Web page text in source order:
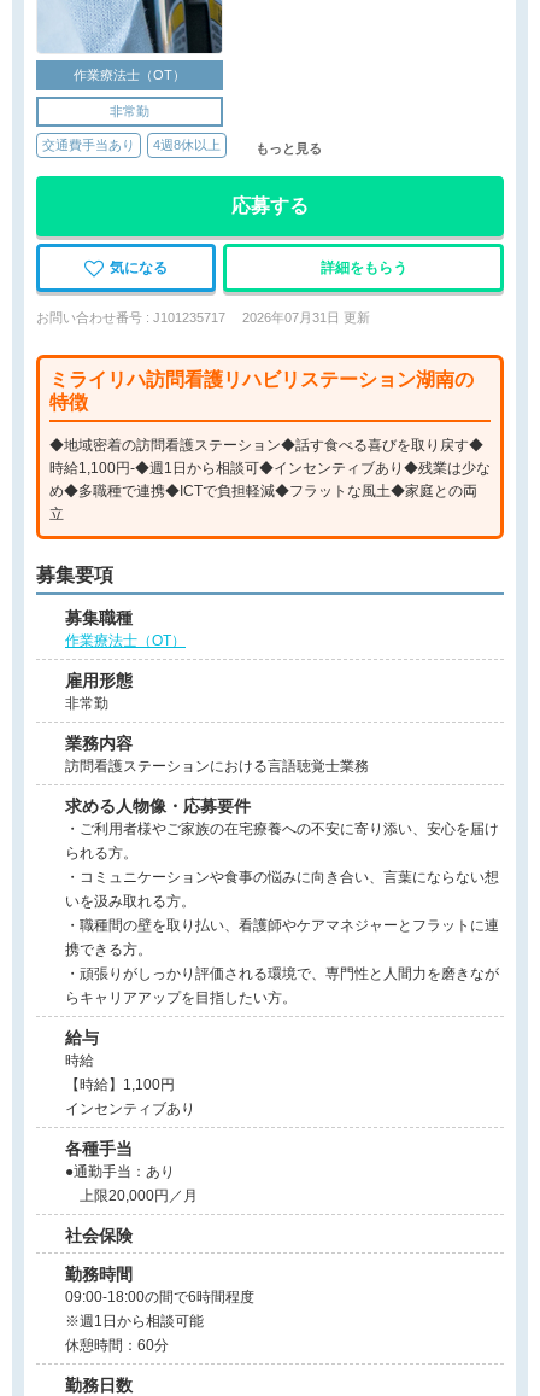
作業療法士（OT）
非常勤
交通費手当あり 4週8休以上 もっと見る
応募する
気になる 詳細をもらう
お問い合わせ番号 : J101235717 2026年07月31日 更新
ミライリハ訪問看護リハビリステーション湖南の
特徴
◆地域密着の訪問看護ステーション◆話す食べる喜びを取り戻す◆
時給1,100円-◆週1日から相談可◆インセンティブあり◆残業は少な
め◆多職種で連携◆ICTで負担軽減◆フラットな風土◆家庭との両
立
募集要項
募集職種
作業療法士（OT）
雇用形態
非常勤
業務内容
訪問看護ステーションにおける言語聴覚士業務
求める人物像・応募要件
・ご利用者様やご家族の在宅療養への不安に寄り添い、安心を届け
られる方。
・コミュニケーションや食事の悩みに向き合い、言葉にならない想
いを汲み取れる方。
・職種間の壁を取り払い、看護師やケアマネジャーとフラットに連
携できる方。
・頑張りがしっかり評価される環境で、専門性と人間力を磨きなが
らキャリアアップを目指したい方。
給与
時給
【時給】1,100円
インセンティブあり
各種手当
●通勤手当：あり
上限20,000円／月
社会保険
勤務時間
09:00-18:00の間で6時間程度
※週1日から相談可能
休憩時間：60分
勤務日数